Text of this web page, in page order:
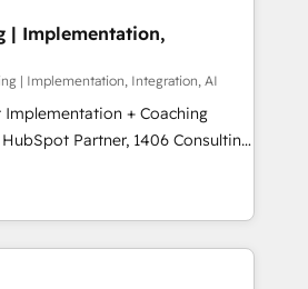
- Inbound Marketing -
- HubSpot CMS Website
clients to
by providing transparent,
300 HubSpot
and strategic guidance you
| Implementation,
| Implementation, Integration, AI
+ Coaching
teams transform how
serve. We don't just build your
your team to own it, then stay
Do ⚙️ CRM